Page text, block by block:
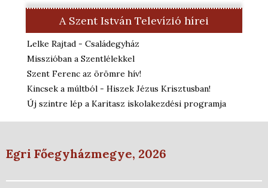
A Szent István Televízió hírei
Lelke Rajtad - Családegyház
Misszióban a Szentlélekkel
Szent Ferenc az örömre hív!
Kincsek a múltból - Hiszek Jézus Krisztusban!
Új szintre lép a Karitasz iskolakezdési programja
Egri Főegyházmegye, 2026